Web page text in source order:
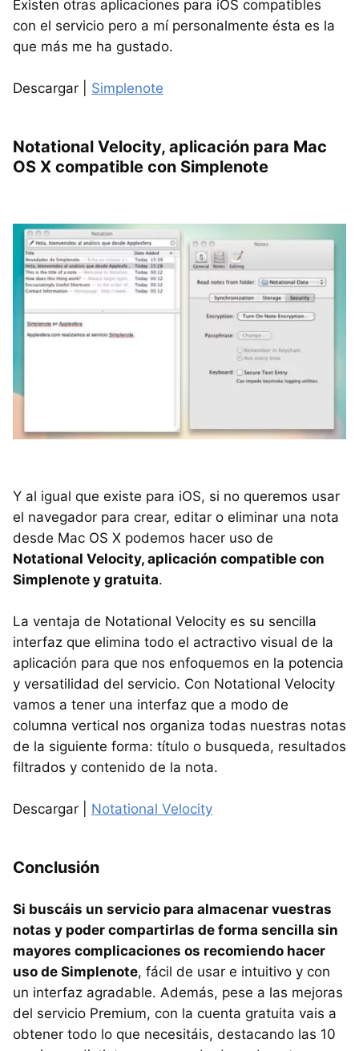
Existen otras aplicaciones para iOS compatibles
con el servicio pero a mí personalmente ésta es la
que más me ha gustado.
Descargar | Simplenote
Notational Velocity, aplicación para Mac
OS X compatible con Simplenote
Y al igual que existe para iOS, si no queremos usar
el navegador para crear, editar o eliminar una nota
desde Mac OS X podemos hacer uso de
Notational Velocity, aplicación compatible con
Simplenote y gratuita.
La ventaja de Notational Velocity es su sencilla
interfaz que elimina todo el actractivo visual de la
aplicación para que nos enfoquemos en la potencia
y versatilidad del servicio. Con Notational Velocity
vamos a tener una interfaz que a modo de
columna vertical nos organiza todas nuestras notas
de la siguiente forma: título o busqueda, resultados
filtrados y contenido de la nota.
Descargar | Notational Velocity
Conclusión
Si buscáis un servicio para almacenar vuestras
notas y poder compartirlas de forma sencilla sin
mayores complicaciones os recomiendo hacer
uso de Simplenote, fácil de usar e intuitivo y con
un interfaz agradable. Además, pese a las mejoras
del servicio Premium, con la cuenta gratuita vais a
obtener todo lo que necesitáis, destacando las 10